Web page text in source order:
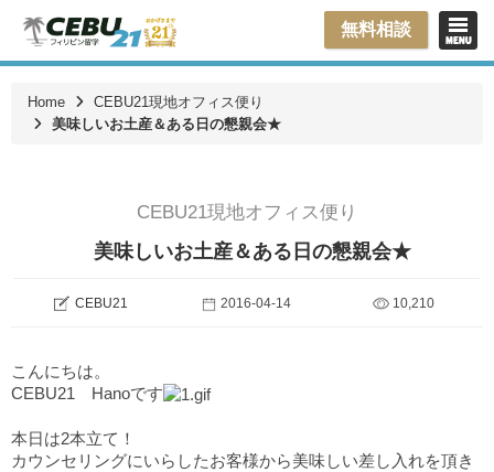
無料相談
Home
CEBU21現地オフィス便り
美味しいお土産＆ある日の懇親会★
CEBU21現地オフィス便り
美味しいお土産＆ある日の懇親会★
CEBU21 2016-04-14 10,210
こんにちは。
CEBU21 Hanoです
本日は2本立て！
カウンセリングにいらしたお客様から美味しい差し入れを頂き